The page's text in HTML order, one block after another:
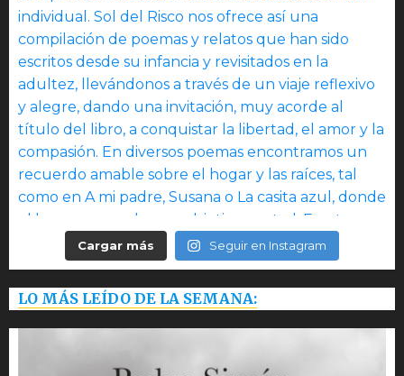
Cargar más Seguir en Instagram
LO MÁS LEÍDO DE LA SEMANA: